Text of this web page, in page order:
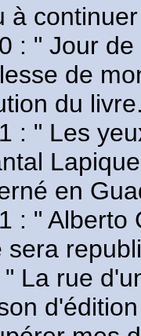
à
: " Jour
de
du livre.
: " Les
en
: " Alberto
sera
La rue